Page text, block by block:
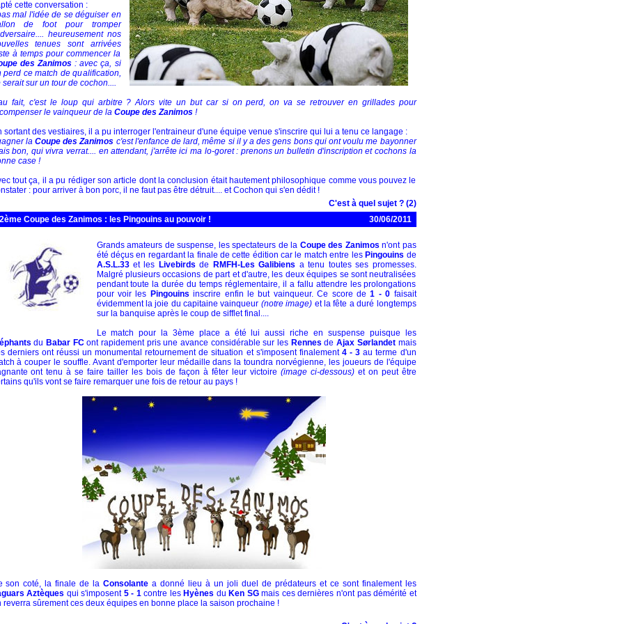
cette conversation :
mal l'idée de se déguiser en
de foot pour tromper
heureusement nos
tenues sont arrivées
à temps pour commencer la
des Zanimos: avec ça, si
perd ce match de qualification,
serait sur un tour de cochon....
fait, c'est le loup qui arbitre ? Alors vite un but car si on perd, on va se retrouver en grillades pour
le vainqueur de la Coupe des Zanimos!
sortant des vestiaires, il a pu interroger l'entraineur d'une équipe venue s'inscrire qui lui a tenu ce langage :
laCoupe des Zanimos c'est l'enfance de lard, même si il y a des gens bons qui ont voulu me bayonner
bon, qui vivra verrat.... en attendant, j'arrête ici ma lo-goret : prenons un bulletin d'inscription et cochons la
case !
tout ça, il a pu rédiger son article dont la conclusion était hautement philosophique comme vous pouvez le
: pour arriver à bon porc, il ne faut pas être détruit.... et Cochon qui s'en dédit !
C'est à quel sujet ? (2)
Coupe des Zanimos : les Pingouins au pouvoir !
30/06/2011
Grands amateurs de suspense, les spectateurs de la Coupe des Zanimos n'ont pas
été déçus en regardant la finale de cette édition car le match entre les Pingouins de
A.S.L.33et les Livebirds de RMFH-Les Galibiens a tenu toutes ses promesses.
Malgré plusieurs occasions de part et d'autre, les deux équipes se sont neutralisées
pendant toute la durée du temps réglementaire, il a fallu attendre les prolongations
pour voir les Pingouins inscrire enfin le but vainqueur. Ce score de1 - 0 faisait
évidemment la joie du capitaine vainqueur (notre image) et la fête a duré longtemps
sur la banquise après le coup de sifflet final....
Le match pour la 3ème place a été lui aussi riche en suspense puisque les
du Babar FCont rapidement pris une avance considérable sur les Rennes deAjax Sørlandetmais
derniers ont réussi un monumental retournement de situation et s'imposent finalement 4 - 3 au terme d'un
à couper le souffle. Avant d'emporter leur médaille dans la toundra norvégienne, les joueurs de l'équipe
ont tenu à se faire tailler les bois de façon à fêter leur victoire (image ci-dessous)et on peut être
qu'ils vont se faire remarquer une fois de retour au pays !
son coté, la finale de laConsolante a donné lieu à un joli duel de prédateurs et ce sont finalement les
Aztèques qui s'imposent 5 - 1contre les Hyènes du Ken SGmais ces dernières n'ont pas démérité et
reverra sûrement ces deux équipes en bonne place la saison prochaine !